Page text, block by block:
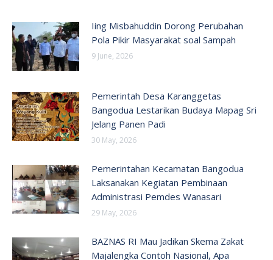
Iing Misbahuddin Dorong Perubahan
Pola Pikir Masyarakat soal Sampah
9 June, 2026
Pemerintah Desa Karanggetas
Bangodua Lestarikan Budaya Mapag Sri
Jelang Panen Padi
30 May, 2026
Pemerintahan Kecamatan Bangodua
Laksanakan Kegiatan Pembinaan
Administrasi Pemdes Wanasari
29 May, 2026
BAZNAS RI Mau Jadikan Skema Zakat
Majalengka Contoh Nasional, Apa